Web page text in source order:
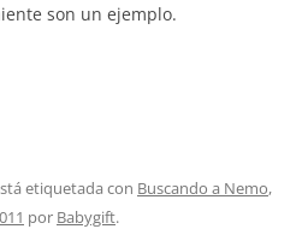
son un ejemplo.
etiquetada con Buscando a Nemo,
por Babygift.